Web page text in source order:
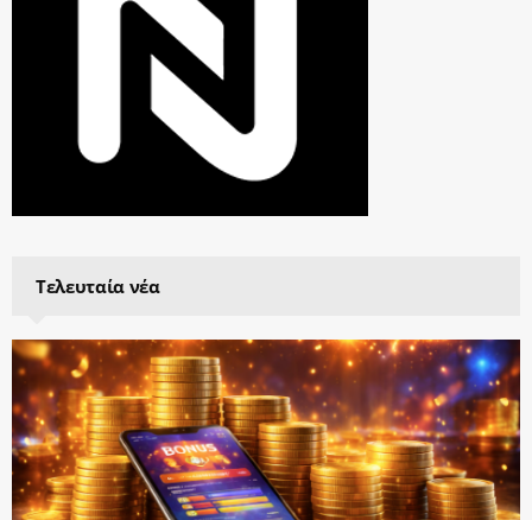
Τελευταία νέα